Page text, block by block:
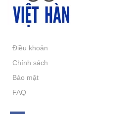
Điều khoản
Chính sách
Bảo mật
FAQ